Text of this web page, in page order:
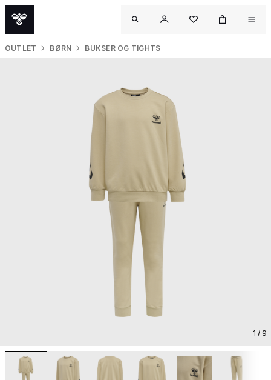
OUTLET BØRN BUKSER OG TIGHTS
1 / 9